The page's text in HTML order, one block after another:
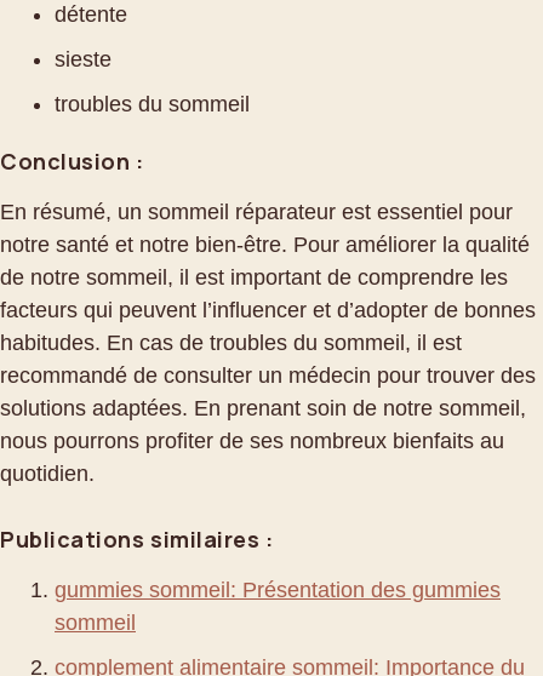
détente
sieste
troubles du sommeil
Conclusion :
En résumé, un sommeil réparateur est essentiel pour
notre santé et notre bien-être. Pour améliorer la qualité
de notre sommeil, il est important de comprendre les
facteurs qui peuvent l’influencer et d’adopter de bonnes
habitudes. En cas de troubles du sommeil, il est
recommandé de consulter un médecin pour trouver des
solutions adaptées. En prenant soin de notre sommeil,
nous pourrons profiter de ses nombreux bienfaits au
quotidien.
Publications similaires :
gummies sommeil: Présentation des gummies
sommeil
complement alimentaire sommeil: Importance du